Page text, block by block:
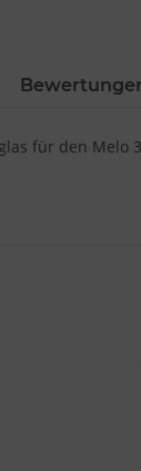
für den Melo